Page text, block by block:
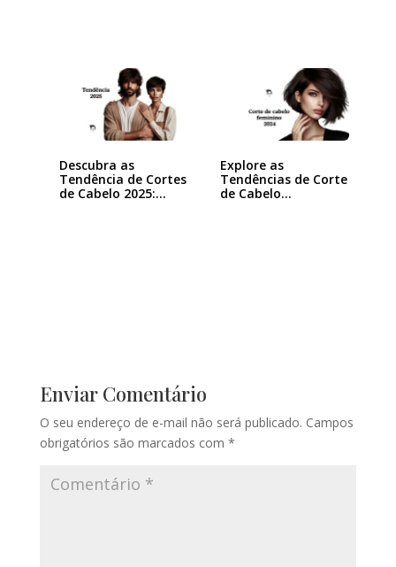
Descubra as
Tendência de Cortes
de Cabelo 2025:…
Explore as
Tendências de Corte
de Cabelo
Enviar Comentário
O seu endereço de e-mail não será publicado. Campos
obrigatórios são marcados com *